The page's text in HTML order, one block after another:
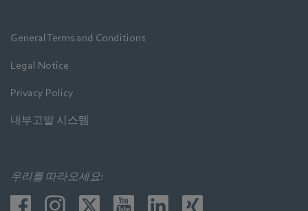
General Terms and Conditions
Legal Notice
Privacy Policy
내부고발 시스템
우리를 따라오세요: